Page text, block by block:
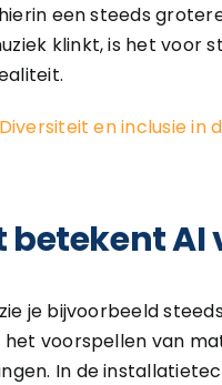
een steeds
klinkt, is het voor
en inclusie in
betekent AI
je bijvoorbeeld
het voorspellen van
In de